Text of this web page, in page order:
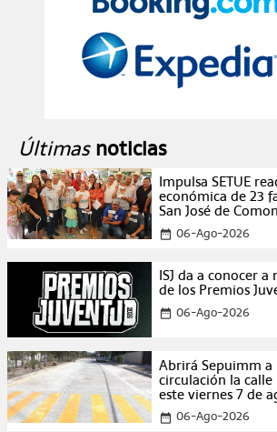
Últimas noticias
Impulsa SETUE
económica de 23
San José de
date_range 06-Ago-2026
ISJ da a conocer
de los Premios
date_range 06-Ago-2026
Abrirá Sepuimm a
circulación la calle
este viernes 7 de
date_range 06-Ago-2026